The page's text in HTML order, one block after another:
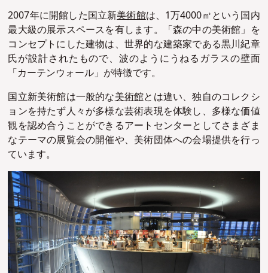
2007年に開館した国立新美術館は、1万4000㎡という国内
最大級の展示スペースを有します。「森の中の美術館」を
コンセプトにした建物は、世界的な建築家である黒川紀章
氏が設計されたもので、波のようにうねるガラスの壁面
「カーテンウォール」が特徴です。
国立新美術館は一般的な美術館とは違い、独自のコレクシ
ョンを持たず人々が多様な芸術表現を体験し、多様な価値
観を認め合うことができるアートセンターとしてさまざま
なテーマの展覧会の開催や、美術団体への会場提供を行っ
ています。